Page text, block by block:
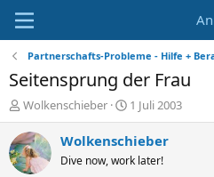
Partnerschafts-Probleme - Hilfe +
Seitensprung der Frau
E
r
s
t
e
Wolkenschieber
E
r
s
t
e
1 Juli 2003
Wolkenschieber
Dive now, work later!